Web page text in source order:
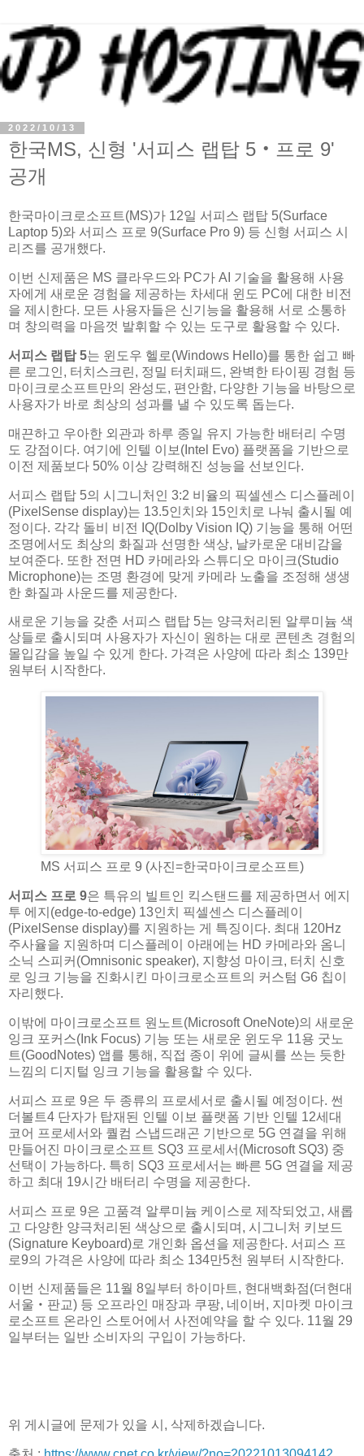
2022/10/13
한국MS, 신형 '서피스 랩탑 5‧프로 9'
공개
한국마이크로소프트(MS)가 12일 서피스 랩탑 5(Surface
Laptop 5)와 서피스 프로 9(Surface Pro 9) 등 신형 서피스 시
리즈를 공개했다.
이번 신제품은 MS 클라우드와 PC가 AI 기술을 활용해 사용
자에게 새로운 경험을 제공하는 차세대 윈도 PC에 대한 비전
을 제시한다. 모든 사용자들은 신기능을 활용해 서로 소통하
며 창의력을 마음껏 발휘할 수 있는 도구로 활용할 수 있다.
서피스 랩탑5는 윈도우 헬로(Windows Hello)를 통한 쉽고 빠
른 로그인, 터치스크린, 정밀 터치패드, 완벽한 타이핑 경험 등
마이크로소프트만의 완성도, 편안함, 다양한 기능을 바탕으로
사용자가 바로 최상의 성과를 낼 수 있도록 돕는다.
매끈하고 우아한 외관과 하루 종일 유지 가능한 배터리 수명
도 강점이다. 여기에 인텔 이보(Intel Evo) 플랫폼을 기반으로
이전 제품보다 50% 이상 강력해진 성능을 선보인다.
서피스 랩탑 5의 시그니처인 3:2 비율의 픽셀센스 디스플레이
(PixelSense display)는 13.5인치와 15인치로 나눠 출시될 예
정이다. 각각 돌비 비전 IQ(Dolby Vision IQ) 기능을 통해 어떤
조명에서도 최상의 화질과 선명한 색상, 날카로운 대비감을
보여준다. 또한 전면 HD 카메라와 스튜디오 마이크(Studio
Microphone)는 조명 환경에 맞게 카메라 노출을 조정해 생생
한 화질과 사운드를 제공한다.
새로운 기능을 갖춘 서피스 랩탑 5는 양극처리된 알루미늄 색
상들로 출시되며 사용자가 자신이 원하는 대로 콘텐츠 경험의
몰입감을 높일 수 있게 한다. 가격은 사양에 따라 최소 139만
원부터 시작한다.
MS 서피스 프로 9 (사진=한국마이크로소프트)
서피스 프로 9은 특유의 빌트인 킥스탠드를 제공하면서 에지
투 에지(edge-to-edge) 13인치 픽셀센스 디스플레이
(PixelSense display)를 지원하는 게 특징이다. 최대 120Hz
주사율을 지원하며 디스플레이 아래에는 HD 카메라와 옴니
소닉 스피커(Omnisonic speaker), 지향성 마이크, 터치 신호
로 잉크 기능을 진화시킨 마이크로소프트의 커스텀 G6 칩이
자리했다.
이밖에 마이크로소프트 원노트(Microsoft OneNote)의 새로운
잉크 포커스(Ink Focus) 기능 또는 새로운 윈도우 11용 굿노
트(GoodNotes) 앱를 통해, 직접 종이 위에 글씨를 쓰는 듯한
느낌의 디지털 잉크 기능을 활용할 수 있다.
서피스 프로 9은 두 종류의 프로세서로 출시될 예정이다. 썬
더볼트4 단자가 탑재된 인텔 이보 플랫폼 기반 인텔 12세대
코어 프로세서와 퀄컴 스냅드래곤 기반으로 5G 연결을 위해
만들어진 마이크로소프트 SQ3 프로세서(Microsoft SQ3) 중
선택이 가능하다. 특히 SQ3 프로세서는 빠른 5G 연결을 제공
하고 최대 19시간 배터리 수명을 제공한다.
서피스 프로 9은 고품격 알루미늄 케이스로 제작되었고, 새롭
고 다양한 양극처리된 색상으로 출시되며, 시그니처 키보드
(Signature Keyboard)로 개인화 옵션을 제공한다. 서피스 프
로9의 가격은 사양에 따라 최소 134만5천 원부터 시작한다.
이번 신제품들은 11월 8일부터 하이마트, 현대백화점(더현대
서울‧판교) 등 오프라인 매장과 쿠팡, 네이버, 지마켓 마이크
로소프트 온라인 스토어에서 사전예약을 할 수 있다. 11월 29
일부터는 일반 소비자의 구입이 가능하다.
위 게시글에 문제가 있을 시, 삭제하겠습니다.